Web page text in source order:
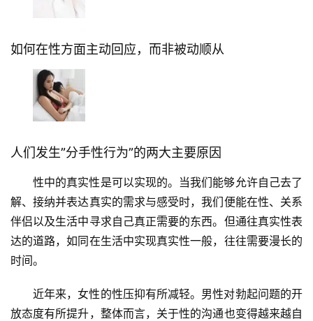
如何在性方面主动回应，而非被动顺从
人们发生”分手性行为”的两大主要原因
性中的真实性是可以实现的。当我们能够允许自己去了
解、接纳并表达真实的需求与感受时，我们便能在性、关系
伴侣以及生活中寻求自己真正需要的东西。但通往真实性表
达的道路，如同在生活中实现真实性一般，往往需要漫长的
时间。
近年来，女性的性压抑有所减轻。男性对勃起问题的开
放态度有所提升，整体而言，关于性的沟通也变得越来越自